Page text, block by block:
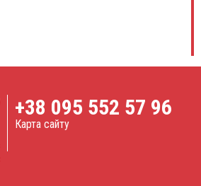
+38 095 552 57 96
Карта сайту